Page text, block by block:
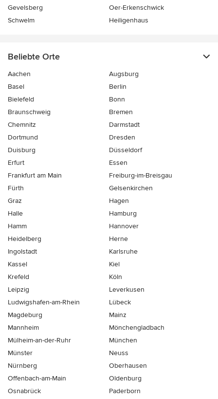
Gevelsberg
Oer-Erkenschwick
Schwelm
Heiligenhaus
Beliebte Orte
Aachen
Augsburg
Basel
Berlin
Bielefeld
Bonn
Braunschweig
Bremen
Chemnitz
Darmstadt
Dortmund
Dresden
Duisburg
Düsseldorf
Erfurt
Essen
Frankfurt am Main
Freiburg-im-Breisgau
Fürth
Gelsenkirchen
Graz
Hagen
Halle
Hamburg
Hamm
Hannover
Heidelberg
Herne
Ingolstadt
Karlsruhe
Kassel
Kiel
Krefeld
Köln
Leipzig
Leverkusen
Ludwigshafen-am-Rhein
Lübeck
Magdeburg
Mainz
Mannheim
Mönchen­gladbach
Mülheim-an-der-Ruhr
München
Münster
Neuss
Nürnberg
Oberhausen
Offenbach-am-Main
Oldenburg
Osnabrück
Paderborn